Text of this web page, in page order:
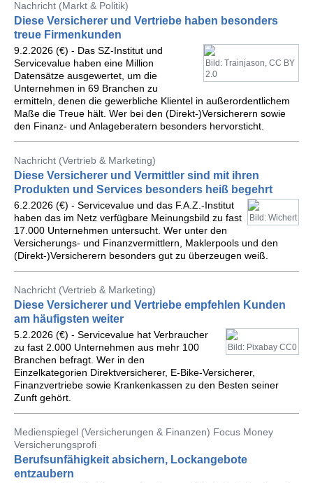
Nachricht (Markt & Politik)
Diese Versicherer und Vertriebe haben besonders
treue Firmenkunden
Bild: Trainjason, CC BY
2.0
9.2.2026 (€) - Das SZ-Institut und
Servicevalue haben eine Million
Datensätze ausgewertet, um die
Unternehmen in 69 Branchen zu
ermitteln, denen die gewerbliche Klientel in außerordentlichem
Maße die Treue hält. Wer bei den (Direkt-)Versicherern sowie
den Finanz- und Anlageberatern besonders hervorsticht.
Nachricht (Vertrieb & Marketing)
Diese Versicherer und Vermittler sind mit ihren
Produkten und Services besonders heiß begehrt
Bild: Wichert
6.2.2026 (€) - Servicevalue und das F.A.Z.-Institut
haben das im Netz verfügbare Meinungsbild zu fast
17.000 Unternehmen untersucht. Wer unter den
Versicherungs- und Finanzvermittlern, Maklerpools und den
(Direkt-)Versicherern besonders gut zu überzeugen weiß.
Nachricht (Vertrieb & Marketing)
Diese Versicherer und Vertriebe empfehlen Kunden
am häufigsten weiter
Bild: Pixabay CC0
5.2.2026 (€) - Servicevalue hat Verbraucher
zu fast 2.000 Unternehmen aus mehr 100
Branchen befragt. Wer in den
Einzelkategorien Direktversicherer, E-Bike-Versicherer,
Finanzvertriebe sowie Krankenkassen zu den Besten seiner
Zunft gehört.
Medienspiegel (Versicherungen & Finanzen) Focus Money
Versicherungsprofi
Berufsunfähigkeit absichern, Lockangebote
entzaubern